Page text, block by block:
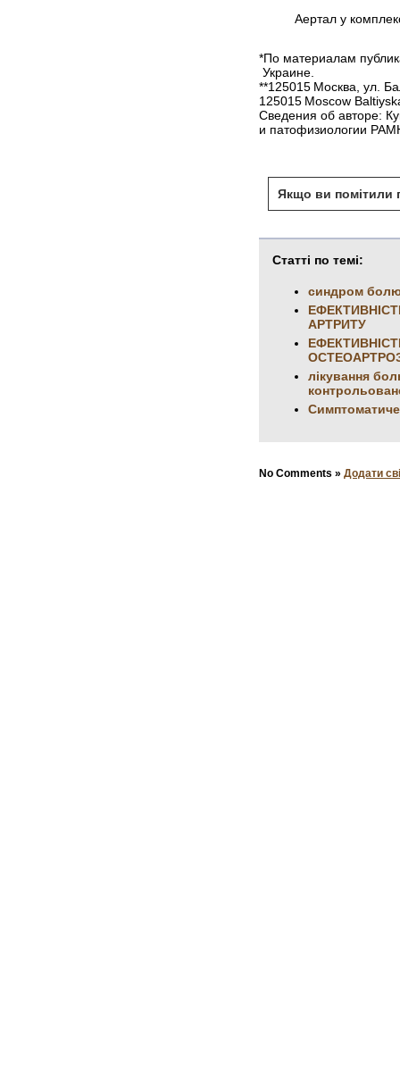
Аертал у
*По материалам
Украине.
**125015 Москва, ул.
125015 Moscow
Сведения об авторе:
и патофизиологии
Якщо ви помітили
Статті по темі:
синдром болю
АРТРИТУ
лікування
No Comments » Додати